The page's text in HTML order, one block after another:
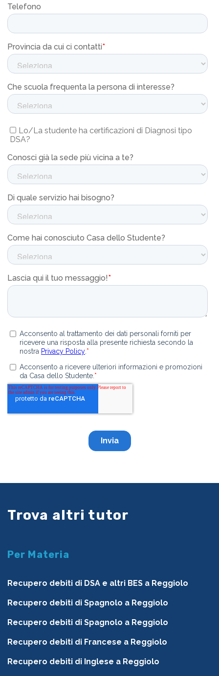
Trova altri tutor
Per Materia
Recupero debiti di DSA e altri BES a Reggiolo
Recupero debiti di Spagnolo a Reggiolo
Recupero debiti di Spagnolo a Reggiolo
Recupero debiti di Francese a Reggiolo
Recupero debiti di Inglese a Reggiolo